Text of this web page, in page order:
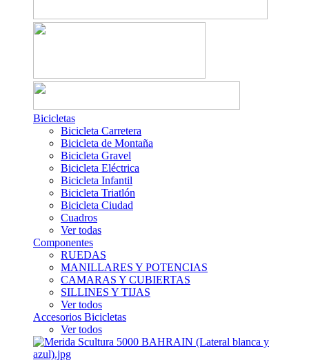
Bicicletas
Bicicleta Carretera
Bicicleta de Montaña
Bicicleta Gravel
Bicicleta Eléctrica
Bicicleta Infantil
Bicicleta Triatlón
Bicicleta Ciudad
Cuadros
Ver todas
Componentes
RUEDAS
MANILLARES Y POTENCIAS
CAMARAS Y CUBIERTAS
SILLINES Y TIJAS
Ver todos
Accesorios Bicicletas
Ver todos